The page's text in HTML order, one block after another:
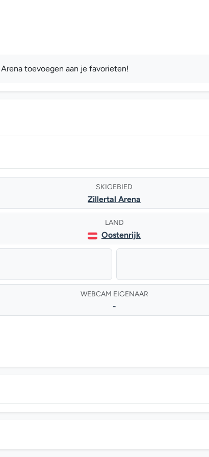
toevoegen aan je favorieten!
SKIGEBIED
Zillertal Arena
LAND
Oostenrijk
WEBCAM EIGENAAR
-